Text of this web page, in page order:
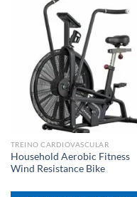
TREINO CARDIOVASCULAR
Household Aerobic Fitness
Wind Resistance Bike